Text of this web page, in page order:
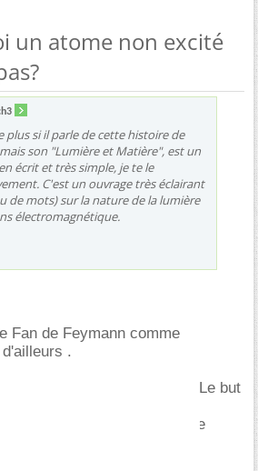
un atome non excité
plus si il parle de cette histoire de
son "Lumière et Matière", est un
écrit et très simple, je te le
C'est un ouvrage très éclairant
de mots) sur la nature de la lumière
électromagnétique.
Fan de Feymann comme
.
ce livre est mal compris. Le but
le plus simplement
les intégrales de chemin de